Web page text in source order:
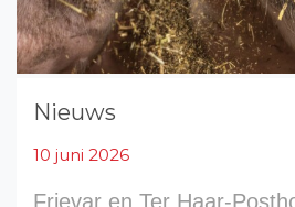
Nieuws
10 juni 2026
Frievar en Ter Haar-